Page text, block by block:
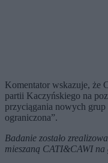
Komentator wskazuje, że
partii Kaczyńskiego na
przyciągania nowych grup
ograniczona”.
Badanie zostało
mieszaną CATI&CAWI na